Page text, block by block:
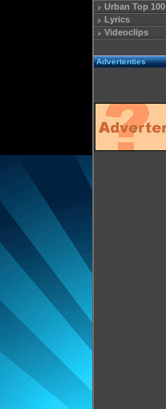
Urban Top 100
Lyrics
Videoclips
Advertenties